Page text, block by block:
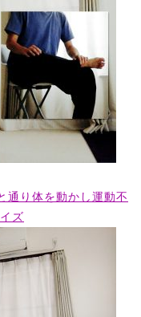
通り体を動かし運動不
ズ